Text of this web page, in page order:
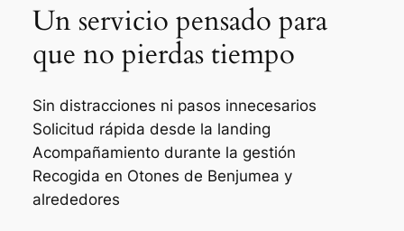
Un servicio pensado para
que no pierdas tiempo
Sin distracciones ni pasos innecesarios
Solicitud rápida desde la landing
Acompañamiento durante la gestión
Recogida en Otones de Benjumea y
alrededores